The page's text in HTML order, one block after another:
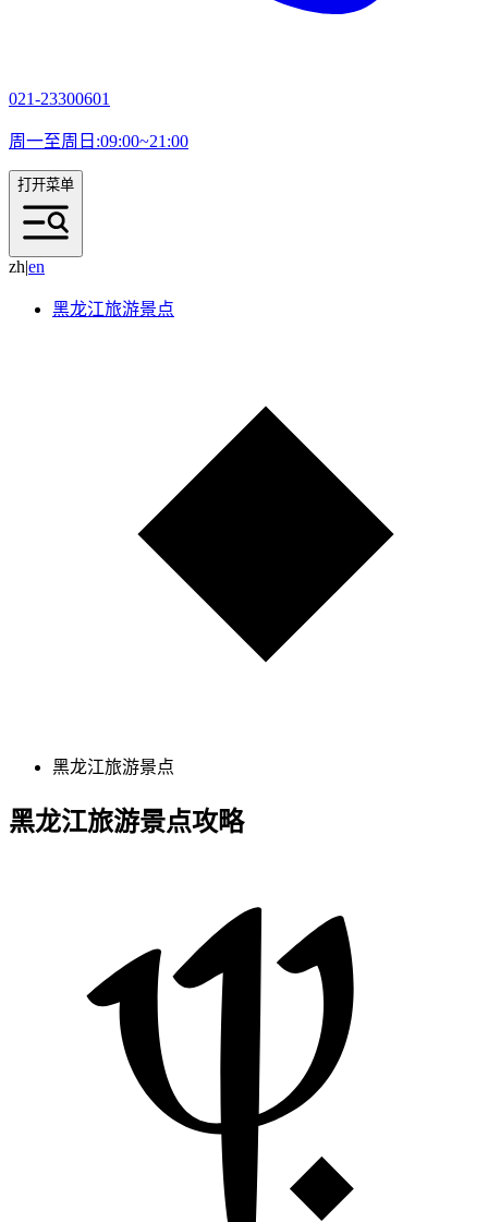
021-23300601
周一至周日:09:00~21:00
打开菜单
zh|en
黑龙江旅游景点
黑龙江旅游景点
黑龙江旅游景点攻略